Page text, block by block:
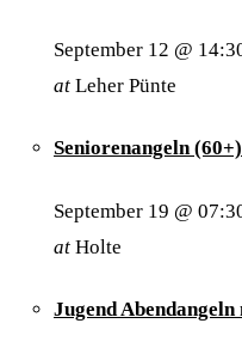
September 12 @
at Leher Pünte
Seniorenangeln (60+)
September 19 @
at Holte
Jugend